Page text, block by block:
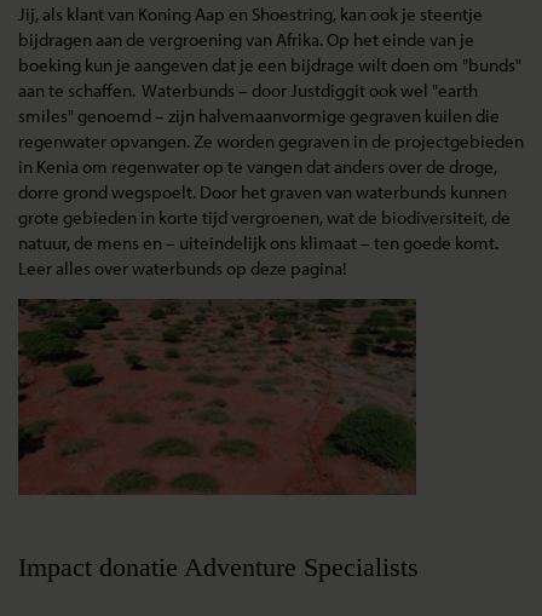
Jij, als klant van Koning Aap en Shoestring, kan ook je steentje
bijdragen aan de vergroening van Afrika. Op het einde van je
boeking kun je aangeven dat je een bijdrage wilt doen om "bunds"
aan te schaffen. Waterbunds – door Justdiggit ook wel "earth
smiles" genoemd – zijn halvemaanvormige gegraven kuilen die
regenwater opvangen. Ze worden gegraven in de projectgebieden
in Kenia om regenwater op te vangen dat anders over de droge,
dorre grond wegspoelt. Door het graven van waterbunds kunnen
grote gebieden in korte tijd vergroenen, wat de biodiversiteit, de
natuur, de mens en – uiteindelijk ons klimaat – ten goede komt.
Leer alles over waterbunds op deze pagina!
Impact donatie Adventure Specialists